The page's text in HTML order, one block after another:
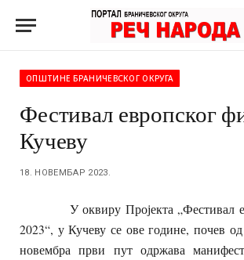
ОПШТИНЕ БРАНИЧЕВСКОГ ОКРУГА
Фестивал европског
Кучеву
18. НОВЕМБАР 2023.
У оквиру Пројекта „Фестивал
2023“, у Кучеву се ове године, почев
новембра први пут одржава